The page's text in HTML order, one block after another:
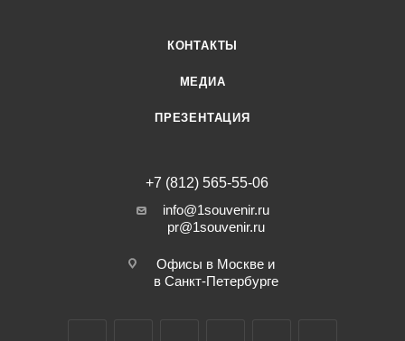
КОНТАКТЫ
МЕДИА
ПРЕЗЕНТАЦИЯ
+7 (812) 565-55-06
info@1souvenir.ru
pr@1souvenir.ru
Офисы в Москве и
в Санкт-Петербурге